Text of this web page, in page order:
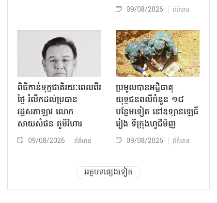
09/08/2026 ព័ត៌មាន
ពិធីកាន់ទុក្ខជាតិរយៈពេលពីរ
ថ្ងៃ រំលឹកដល់ប្រធាន
រដ្ឋសភាឡាវ លោក
សាយសំផន ភូមិវិហារ
09/08/2026 ព័ត៌មាន
ប្រមូលបានអដ្ឋិធាតុ
យុទ្ធជនពលីចំនួន ១៨
បន្ថែមទៀត នៅឧទ្យានឡេធី
រៀង ទីក្រុងហូជីមិញ
09/08/2026 ព័ត៌មាន
អត្ថបទផ្សេងទៀត